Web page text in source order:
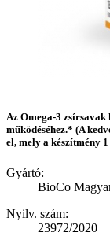
Az Omega-3 zsírsavak
működéséhez.* (A
el, mely a készítmény
Gyártó:
BioCo
Nyilv. szám:
23972/2020